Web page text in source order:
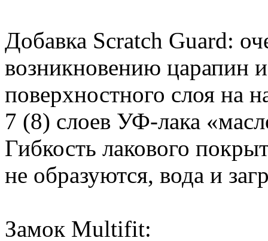
Добавка Scratch Guard:
возникновению царапин
поверхностного слоя на
7 (8) слоев УФ-лака
Гибкость лакового
не образуются, вода и
Замок Multifit: